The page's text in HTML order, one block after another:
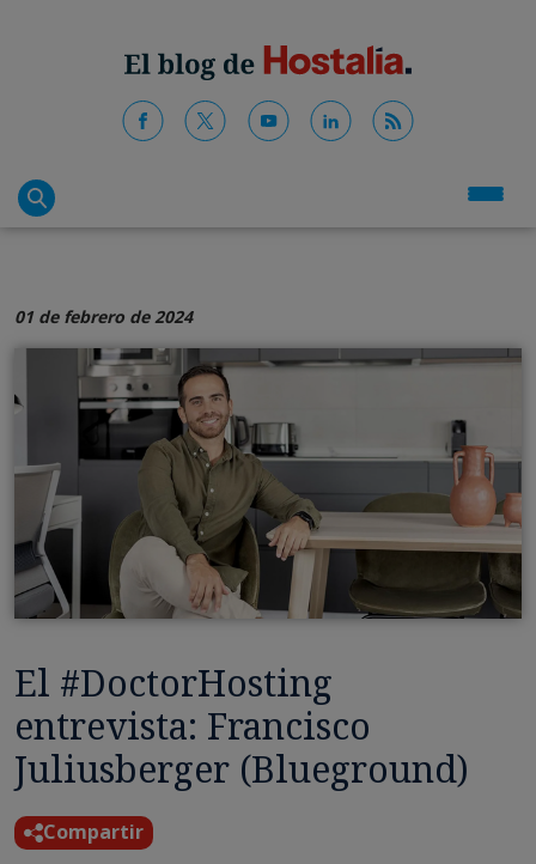
01 de febrero de 2024
El #DoctorHosting
entrevista: Francisco
Juliusberger (Blueground)
Compartir